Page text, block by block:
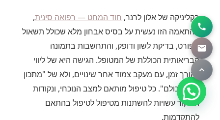
בקליניקה של אלון לרנר, חוד המחט — רפואה סינית,
ההתאמה הזו נעשית על בסיס אבחון מלא שכולל תשאול
מפורט, בדיקת לשון ודופק, והתחשבות בתמונה
הבריאותית הכוללת של המטופל. הגישה היא של ליווי
לאורך זמן, עם מעקב צמוד אחר שינויים, ולא של "מתכון
אחד לכולם". כל טיפול מותאם למצב הנוכחי, ונקודות
הדיקור עשויות להשתנות מטיפול לטיפול בהתאם
להתקדמות.